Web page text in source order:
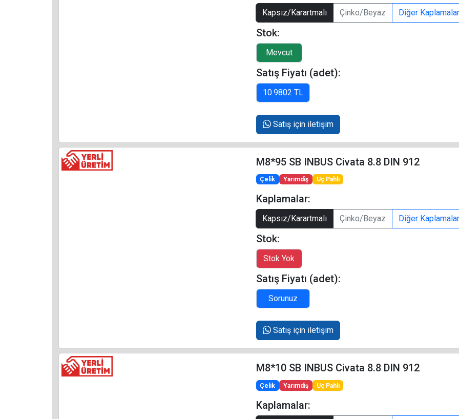
Kapsız/Karartmalı Çinko/Beyaz Diğer Kaplamalar
Stok:
Satış Fiyatı (adet):
Satış için iletişim
M8*95 SB INBUS Civata 8.8 DIN 912
Çelik Yarımdiş Uç Pahlı
Kaplamalar:
Kapsız/Karartmalı Çinko/Beyaz Diğer Kaplamalar
Stok:
Satış Fiyatı (adet):
Satış için iletişim
M8*10 SB INBUS Civata 8.8 DIN 912
Çelik Yarımdiş Uç Pahlı
Kaplamalar: